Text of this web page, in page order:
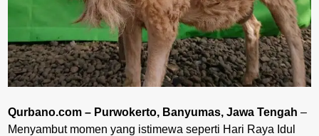
Qurbano.com – Purwokerto, Banyumas, Jawa Tengah –
Menyambut momen yang istimewa seperti Hari Raya Idul